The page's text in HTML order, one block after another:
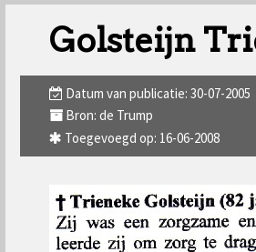
Golsteijn
Datum van publicatie: 30-07-2005
Bron: de Trump
Toegevoegd op: 16-06-2008